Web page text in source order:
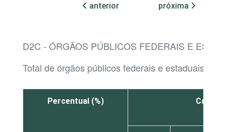
anterior
próxima
D2C - ÓRGÃOS PÚBLICOS FEDERAIS E
Total de órgãos públicos federais e estaduais
Percentual (%)